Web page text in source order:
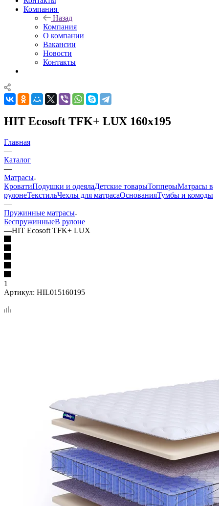
Компания
Назад
Компания
О компании
Вакансии
Новости
Контакты
HIT Ecosoft TFK+ LUX 160x195
Главная
—
Каталог
—
Матрасы
КроватиПодушки и одеялаДетские товарыТопперыМатрасы в
рулонеТекстильЧехлы для матрасаОснованияТумбы и комоды
—
Пружинные матрасы
БеспружинныеВ рулоне
—HIT Ecosoft TFK+ LUX
1
Артикул: HIL015160195